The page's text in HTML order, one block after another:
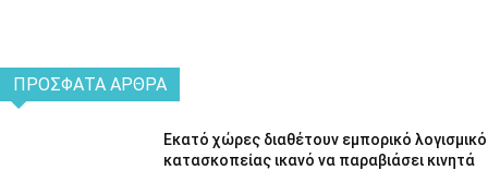
ΠΡΌΣΦΑΤΑ ΆΡΘΡΑ
Εκατό χώρες διαθέτουν εμπορικό λογισμικό
κατασκοπείας ικανό να παραβιάσει κινητά